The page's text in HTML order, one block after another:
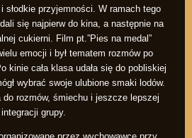
i słodkie przyjemności. W ramach tego
się najpierw do kina, a następnie na
cukierni. Film pt.”Pies na medal”
emocji i był tematem rozmów po
kinie cała klasa udała się do pobliskiej
wybrać swoje ulubione smaki lodów.
do rozmów, śmiechu i jeszcze lepszej
integracji grupy.